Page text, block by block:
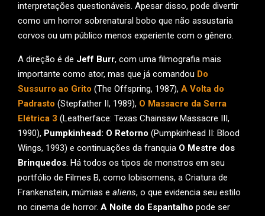
interpretações questionáveis. Apesar disso, pode divertir
como um horror sobrenatural bobo que não assustaria
corvos ou um público menos experiente com o gênero.
A direção é de Jeff Burr, com uma filmografia mais
importante como ator, mas que já comandou Do
Sussurro ao Grito (The Offspring, 1987), A Volta do
Padrasto (Stepfather II, 1989), O Massacre da Serra
Elétrica 3 (Leatherface: Texas Chainsaw Massacre III,
1990), Pumpkinhead: O Retorno (Pumpkinhead II: Blood
Wings, 1993) e continuações da franquia O Mestre dos
Brinquedos. Há todos os tipos de monstros em seu
portfólio de Filmes B, como lobisomens, a Criatura de
Frankenstein, múmias e aliens, o que evidencia seu estilo
no cinema de horror. A Noite do Espantalho pode ser